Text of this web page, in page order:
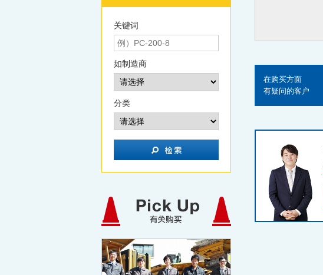
在购买方面
有疑问的客户
关键词
如制造商
分类